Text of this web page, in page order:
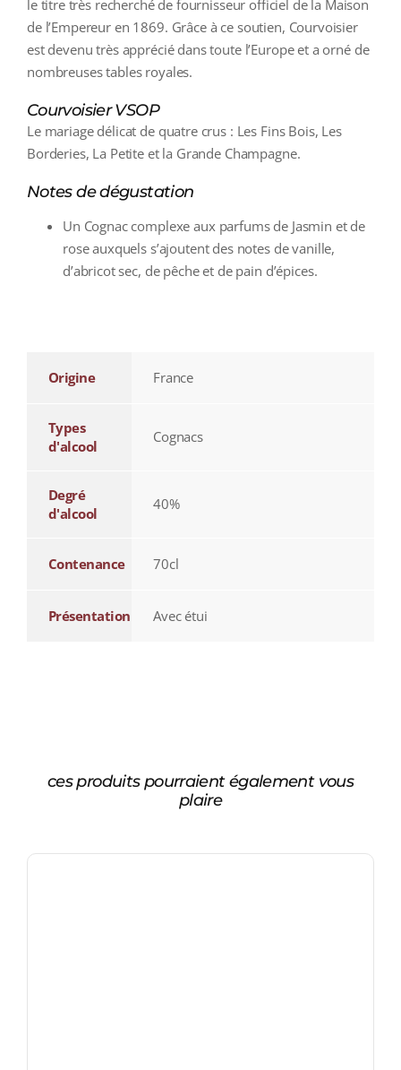
le titre très recherché de fournisseur officiel de la Maison
de l’Empereur en 1869. Grâce à ce soutien, Courvoisier
est devenu très apprécié dans toute l’Europe et a orné de
nombreuses tables royales.
Courvoisier VSOP
Le mariage délicat de quatre crus : Les Fins Bois, Les
Borderies, La Petite et la Grande Champagne.
Notes de dégustation
Un Cognac complexe aux parfums de Jasmin et de
rose auxquels s’ajoutent des notes de vanille,
d’abricot sec, de pêche et de pain d’épices.
Origine France
Types
d'alcool
Cognacs
Degré
d'alcool
40%
Contenance 70cl
Présentation Avec étui
ces produits pourraient également vous
plaire